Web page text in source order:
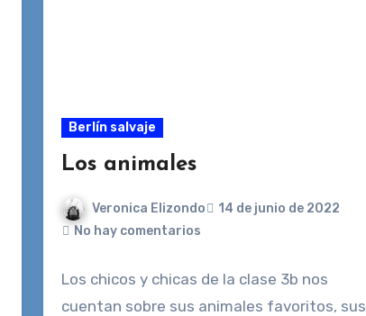
Berlín salvaje
Los animales
Veronica Elizondo
14 de junio de 2022
No hay comentarios
Los chicos y chicas de la clase 3b nos
cuentan sobre sus animales favoritos, sus